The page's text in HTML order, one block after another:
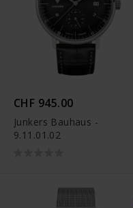
CHF 945.00
Junkers Bauhaus -
9.11.01.02